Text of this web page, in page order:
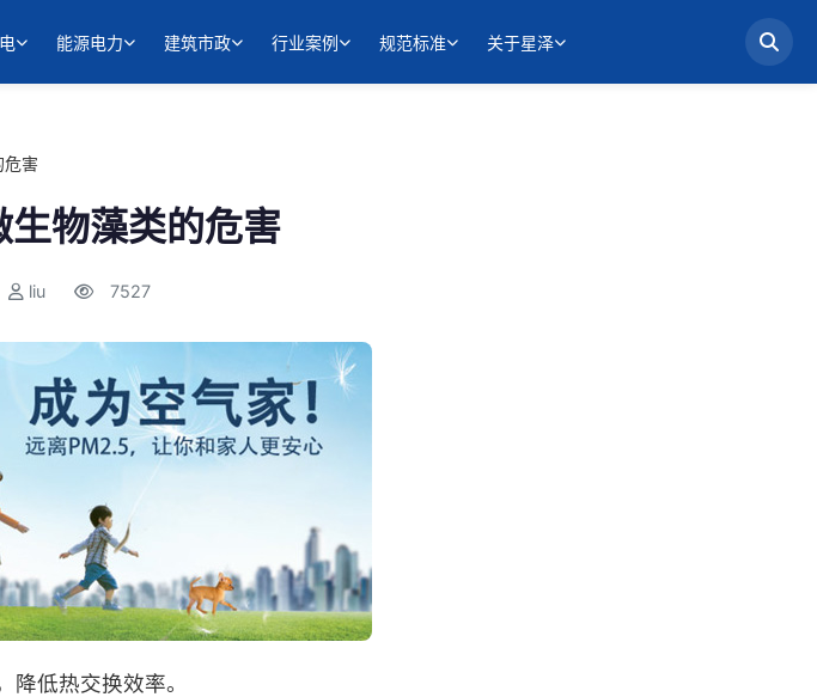
能源电力 建筑市政 行业案例 规范标准 关于星泽
危害
生物藻类的危害
liu 7527
低热交换效率。